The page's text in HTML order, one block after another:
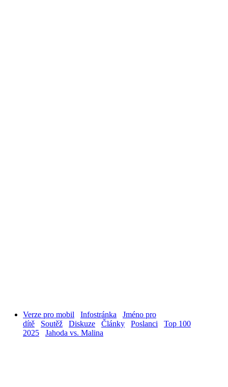
Verze pro mobil Infostránka
Jméno pro
dítě
Soutěž Diskuze Články Poslanci
Top 100
2025
Jahoda vs. Malina